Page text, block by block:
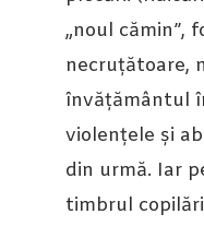
„noul cămin”,
necruțătoare,
învățământul
violențele și
din urmă. Iar
timbrul